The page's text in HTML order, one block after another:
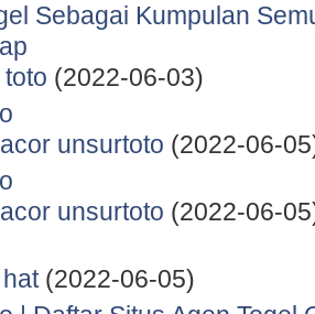
Sebagai Kumpulan
(2022-06-03)
unsurtoto (2022-06-
unsurtoto (2022-06-
(2022-06-05)